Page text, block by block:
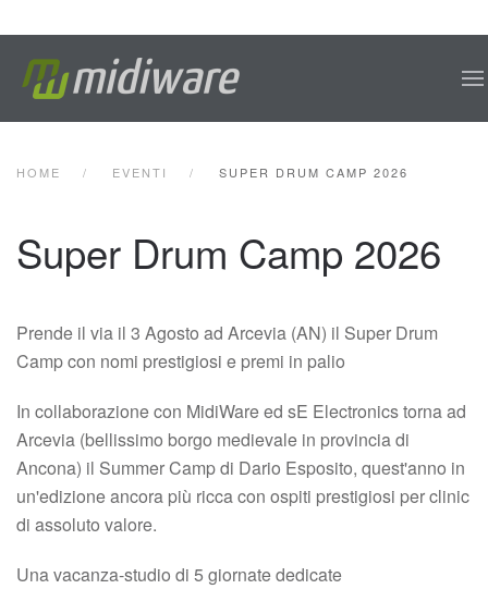
HOME EVENTI SUPER DRUM CAMP 2026
Super Drum Camp 2026
Prende il via il 3 Agosto ad Arcevia (AN) il Super Drum
Camp con nomi prestigiosi e premi in palio
In collaborazione con MidiWare ed sE Electronics torna ad
Arcevia (bellissimo borgo medievale in provincia di
Ancona) il Summer Camp di Dario Esposito, quest'anno in
un'edizione ancora più ricca con ospiti prestigiosi per clinic
di assoluto valore.
Una vacanza-studio di 5 giornate dedicate